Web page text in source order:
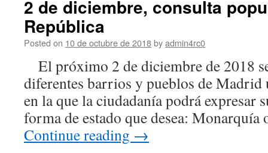
2 de diciembre, consulta
República
Posted on 10 de octubre de 2018byadmin4rc0
El próximo 2 de diciembre de 2018
diferentes barrios y pueblos de Madrid
en la que la ciudadanía podrá expresar
forma de estado que desea:
Continue reading →